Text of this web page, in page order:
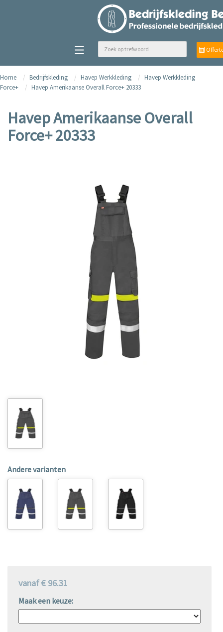
Home Bedrijfskleding Havep Werkkleding
Havep Werkkleding
Force+
Havep Amerikaanse Overall Force+ 20333
Havep Amerikaanse Overall
Force+ 20333
Andere varianten
vanaf € 96.31
Maak een keuze: